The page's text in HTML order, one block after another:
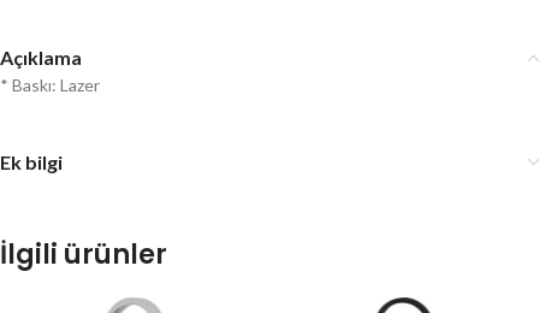
Açıklama
* Baskı: Lazer
Ek bilgi
İlgili ürünler